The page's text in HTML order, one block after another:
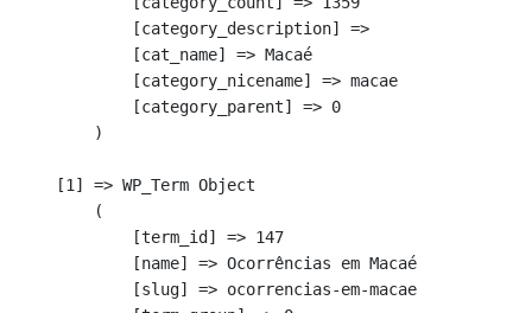
            [category_description] =>
            [cat_name] => Macaé
            [category_nicename] => macae
            [category_parent] => 0
        )
    [1] => WP_Term Object
        (
            [term_id] => 147
            [name] => Ocorrências em Macaé
            [slug] => ocorrencias-em-macae